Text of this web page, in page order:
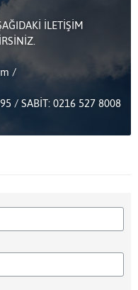
İLETİŞİM
/
/ SABİT: 0216 527 8008